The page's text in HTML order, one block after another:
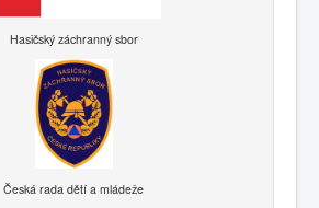
Hasičský záchranný sbor
Česká rada dětí a mládeže